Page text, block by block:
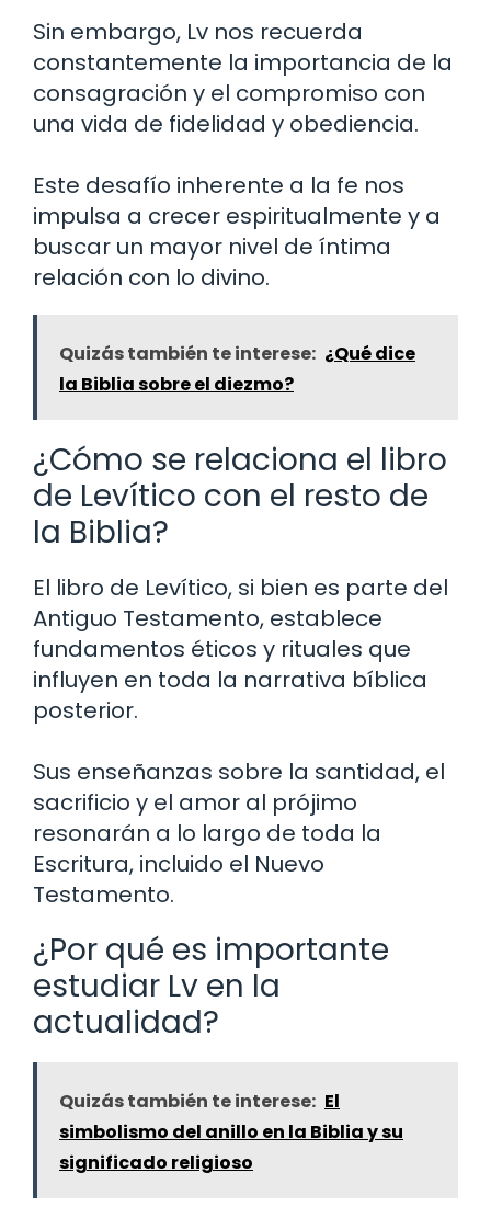
Sin embargo, Lv nos recuerda
constantemente la importancia de la
consagración y el compromiso con
una vida de fidelidad y obediencia.
Este desafío inherente a la fe nos
impulsa a crecer espiritualmente y a
buscar un mayor nivel de íntima
relación con lo divino.
Quizás también te interese: ¿Qué dice
la Biblia sobre el diezmo?
¿Cómo se relaciona el libro
de Levítico con el resto de
la Biblia?
El libro de Levítico, si bien es parte del
Antiguo Testamento, establece
fundamentos éticos y rituales que
influyen en toda la narrativa bíblica
posterior.
Sus enseñanzas sobre la santidad, el
sacrificio y el amor al prójimo
resonarán a lo largo de toda la
Escritura, incluido el Nuevo
Testamento.
¿Por qué es importante
estudiar Lv en la
actualidad?
Quizás también te interese: El
simbolismo del anillo en la Biblia y su
significado religioso